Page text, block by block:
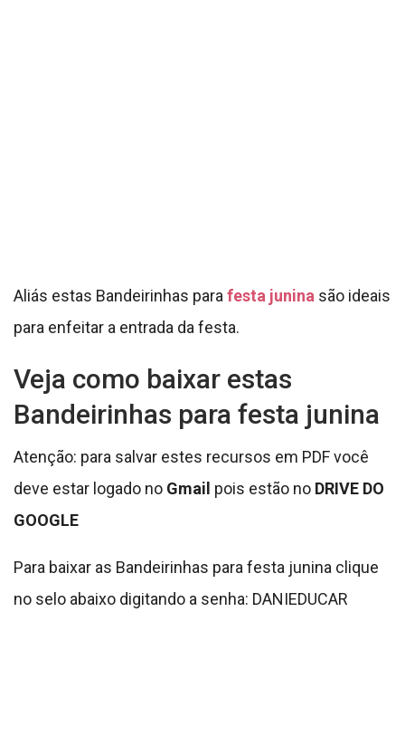
Aliás estas Bandeirinhas para festa junina são ideais
para enfeitar a entrada da festa.
Veja como baixar estas
Bandeirinhas para festa junina
Atenção: para salvar estes recursos em PDF você
deve estar logado no Gmail pois estão no DRIVE DO
GOOGLE
Para baixar as Bandeirinhas para festa junina clique
no selo abaixo digitando a senha: DANIEDUCAR